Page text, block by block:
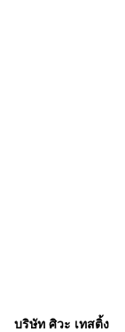
บริษัท ศิวะ เทสติ้ง